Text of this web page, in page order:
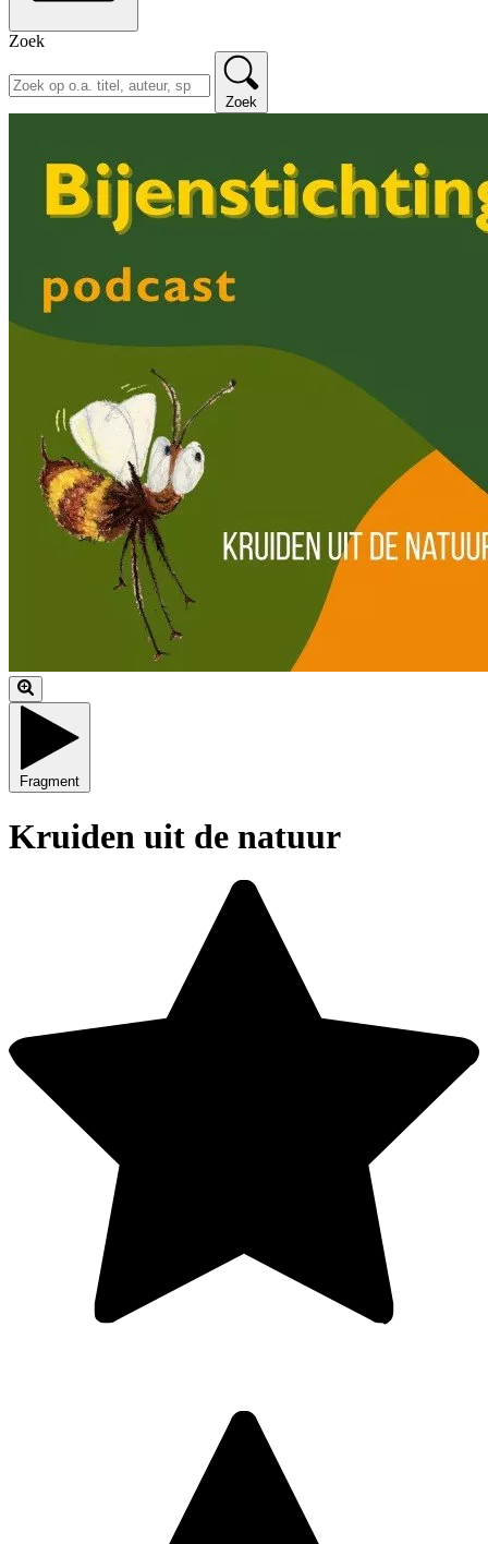
Zoek
Zoek
Fragment
Kruiden uit de natuur